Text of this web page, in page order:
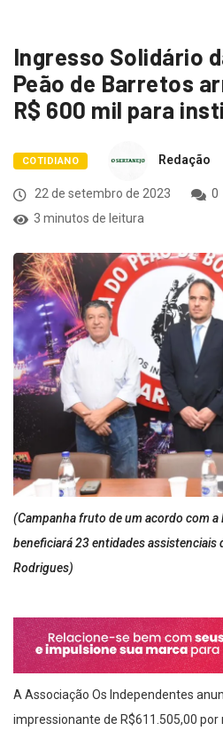
Peão de Barretos
R$ 600 mil para
22 de setembro de 2023
3 minutos de leitura
(Campanha fruto de um acordo com a
beneficiará 23 entidades assistenciais
Rodrigues)
A Associação Os Independentes
impressionante de R$611.505,00
solidários durante a 68ª Festa do